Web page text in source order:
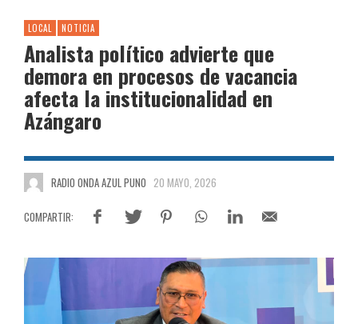
LOCAL NOTICIA
Analista político advierte que
demora en procesos de vacancia
afecta la institucionalidad en
Azángaro
RADIO ONDA AZUL PUNO 20 MAYO, 2026